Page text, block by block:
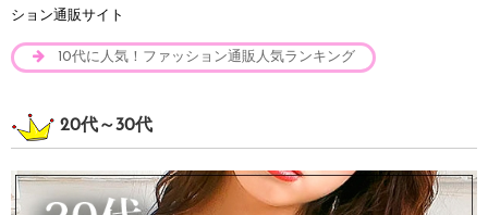
ション通販サイト
10代に人気！ファッション通販人気ランキング
20代～30代